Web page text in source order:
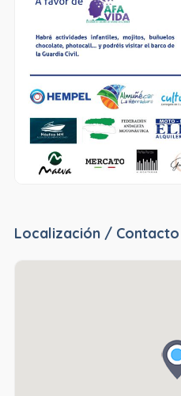
Localización / Contacto